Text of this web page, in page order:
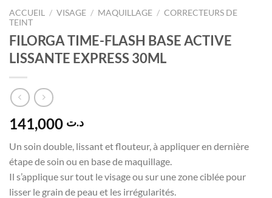
ACCUEIL / VISAGE / MAQUILLAGE / CORRECTEURS DE
TEINT
FILORGA TIME-FLASH BASE ACTIVE
LISSANTE EXPRESS 30ML
د.ت
Un soin double, lissant et flouteur, à appliquer en dernière
étape de soin ou en base de maquillage.
Il s’applique sur tout le visage ou sur une zone ciblée pour
lisser le grain de peau et les irrégularités.